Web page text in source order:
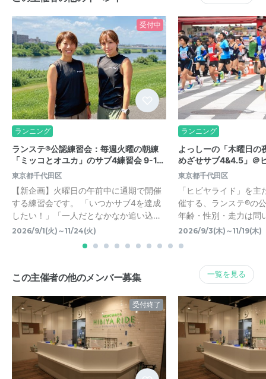
受付中
ランニング
ランステ®公認練習会：毎週火曜の朝練
「ミッコとオユカ」のサブ4練習会 9-1…
東京都千代田区
【新企画】火曜日の午前中に通期で開催
する練習会です。 「いつかサブ4を達成
したい！」「一人だとなかなか追い込…
2026/9/1(火)～11/24(火)
ランニング
よっしーの「木曜日の
めざせサブ4&4.5」＠
東京都千代田区
「ヒビヤライド」を
催する、ランステ®の
年齢・性別・走力は問
2026/9/3(木)～11/19(木)
この主催者の他のメンバー募集 一覧を見る
受付終了